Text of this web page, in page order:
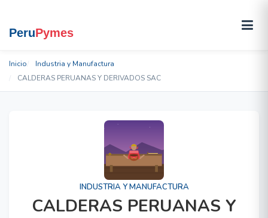
Inicio
Industria y Manufactura
CALDERAS PERUANAS Y DERIVADOS SAC
INDUSTRIA Y MANUFACTURA
CALDERAS PERUANAS Y